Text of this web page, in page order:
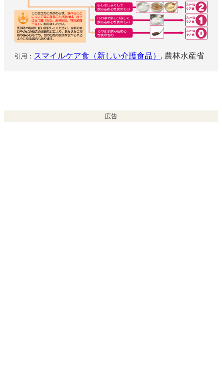
引用： スマイルケア食（新しい介護食品） , 農林水産省
広告